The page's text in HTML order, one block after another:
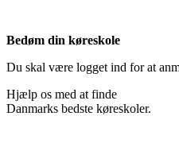
Bedøm din køreskole
Du skal være logget ind for at
Hjælp os med at finde
Danmarks bedste køreskoler.